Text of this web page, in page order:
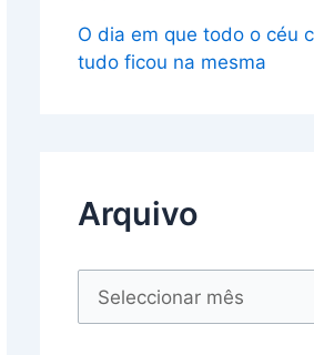
O dia em que todo o céu
tudo ficou na mesma
Arquivo